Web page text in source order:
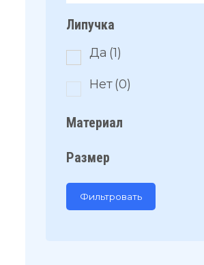
Липучка
Да (1)
Нет(0)
Материал
Размер
Фильтровать